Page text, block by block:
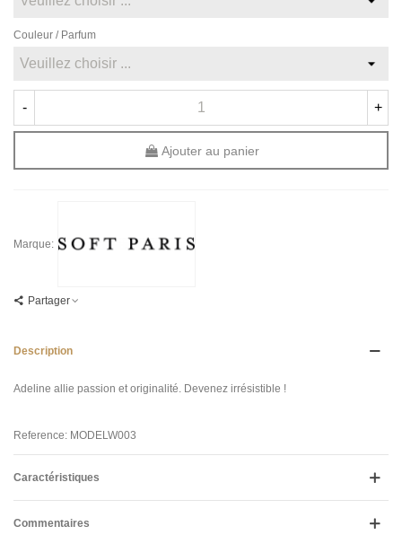
Couleur / Parfum
- +
Ajouter au panier
Marque:
Partager
Description
Adeline allie passion et originalité. Devenez irrésistible !
Reference: MODELW003
Caractéristiques
Commentaires